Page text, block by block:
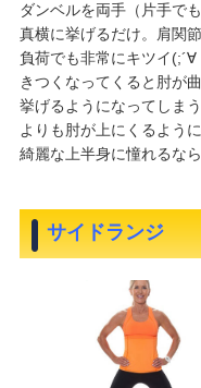
ダンベルを両手（片手で
真横に挙げるだけ。肩関
負荷でも非常にキツイ(;´∀
きつくなってくると肘が
挙げるようになってしま
よりも肘が上にくるよう
綺麗な上半身に憧れるな
サイドランジ